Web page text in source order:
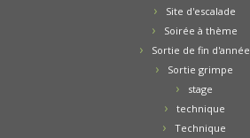
Site d'escalade
Soirée à thème
Sortie de fin d'année
Sortie grimpe
stage
technique
Technique